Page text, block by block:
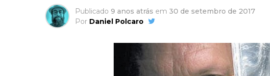
Publicado 9 anos atrás em 30 de setembro de 2017
Por Daniel Polcaro